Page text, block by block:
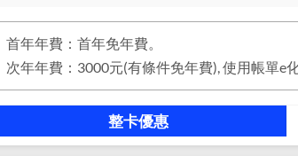
首年年費：首年免年費。
整卡優惠